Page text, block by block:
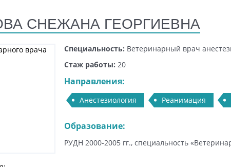
СНЕЖАНА ГЕОРГИЕВНА
Специальность: Ветеринарный врач
Стаж работы: 20
Направления:
Анестезиология Реанимация
Образование:
РУДН 2000-2005 гг., специальность